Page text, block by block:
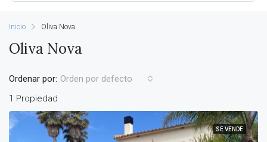
Inicio Oliva Nova
Oliva Nova
1 Propiedad
Ordenar por: Orden por defecto
SE VENDE